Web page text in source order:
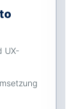
UX-